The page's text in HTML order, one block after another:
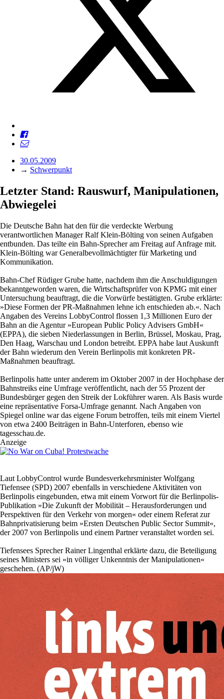
30.05.2009
→ Schwerpunkt
Letzter Stand: Rauswurf, Manipulationen,
Abwiegelei
Die Deutsche Bahn hat den für die verdeckte Werbung
verantwortlichen Manager Ralf Klein-Bölting von seinen Aufgaben
entbunden. Das teilte ein Bahn-Sprecher am Freitag auf Anfrage mit.
Klein-Bölting war Generalbevollmächtigter für Marketing und
Kommunikation.
Bahn-Chef Rüdiger Grube hatte, nachdem ihm die Anschuldigungen
bekanntgeworden waren, die Wirtschaftsprüfer von KPMG mit einer
Untersuchung beauftragt, die die Vorwürfe bestätigten. Grube erklärte:
»Diese Formen der PR-Maßnahmen lehne ich entschieden ab.«. Nach
Angaben des Vereins LobbyControl flossen 1,3 Millionen Euro der
Bahn an die Agentur »European Public Policy Advisers GmbH«
(EPPA), die sieben Niederlassungen in Berlin, Brüssel, Moskau, Prag,
Den Haag, Warschau und London betreibt. EPPA habe laut Auskunft
der Bahn wiederum den Verein Berlinpolis mit konkreten PR-
Maßnahmen beauftragt.
Berlinpolis hatte unter anderem im Oktober 2007 in der Hochphase der
Bahnstreiks eine Umfrage veröffentlicht, nach der 55 Prozent der
Bundesbürger gegen den Streik der Lokführer waren. Als Basis wurde
eine repräsentative Forsa-Umfrage genannt. Nach Angaben von
Spiegel online war das eigene Forum betroffen, teils mit einem Viertel
von etwa 2400 Beiträgen in Bahn-Unterforen, ebenso wie
tagesschau.de.
Anzeige
Laut LobbyControl wurde Bundesverkehrsminister Wolfgang
Tiefensee (SPD) 2007 ebenfalls in verschiedene Aktivitäten von
Berlinpolis eingebunden, etwa mit einem Vorwort für die Berlinpolis-
Publikation »Die Zukunft der Mobilität – Herausforderungen und
Perspektiven für den Verkehr von morgen« oder einem Referat zur
Bahnprivatisierung beim »Ersten Deutschen Public Sector Summit«,
der 2007 von Berlinpolis und einem Partner veranstaltet worden sei.
Tiefensees Sprecher Rainer Lingenthal erklärte dazu, die Beteiligung
seines Ministers sei »in völliger Unkenntnis der Manipulationen«
geschehen. (AP/jW)